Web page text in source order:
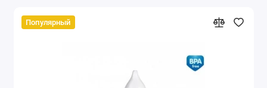
Популярный